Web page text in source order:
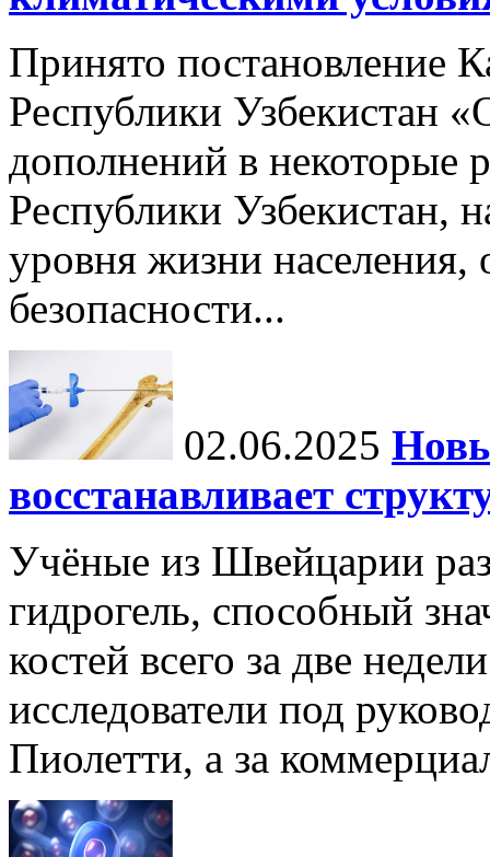
Принято постановление
Республики Узбекистан
дополнений в некоторые
Республики Узбекистан,
уровня жизни населения,
безопасности...
02.06.2025
восстанавливает
Учёные из Швейцарии
гидрогель, способный
костей всего за две
исследователи под
Пиолетти, а за